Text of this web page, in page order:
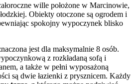
wille położone w Marcinowie,
Obiekty otoczone są ogrodem i
spokojny wypoczynek blisko
jest dla maksymalnie 8 osób.
z rozkładaną sofą i
a także w pełni wyposażoną
są dwie łazienki z prysznicem. Każdy